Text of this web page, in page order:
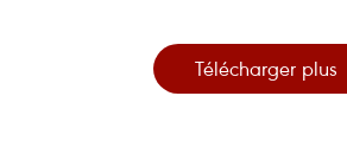
Télécharger plus